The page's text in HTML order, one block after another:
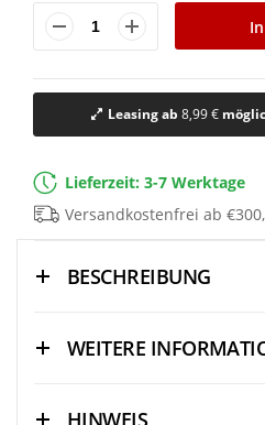
Leasing ab 8,99 €
Lieferzeit: 3-7 Werktage
Versandkostenfrei ab
BESCHREIBUNG
WEITERE
HINWEIS